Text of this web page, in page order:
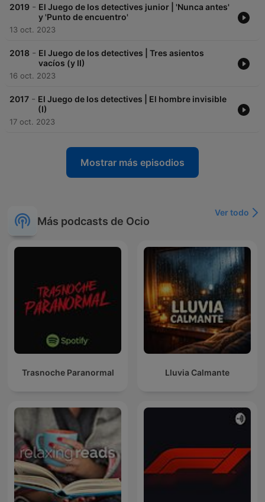
2019 - El Juego de los detectives junior | 'Nunca antes'
y 'Punto de encuentro'
13 oct. 2023
2018 - El Juego de los detectives | Tres asientos
vacíos (y II)
16 oct. 2023
2017 - El Juego de los detectives | El hombre invisible
(I)
17 oct. 2023
Mostrar más episodios
Más podcasts de Ocio
Ver todo
Trasnoche Paranormal Lluvia Calmante